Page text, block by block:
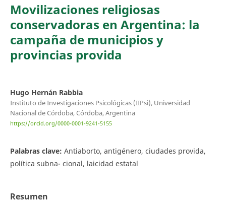
Movilizaciones religiosas
conservadoras en Argentina: la
campaña de municipios y
provincias provida
Hugo Hernán Rabbia
Instituto de Investigaciones Psicológicas (IIPsi), Universidad
Nacional de Córdoba, Córdoba, Argentina
https://orcid.org/0000-0001-9241-5155
Palabras clave: Antiaborto, antigénero, ciudades provida,
política subna- cional, laicidad estatal
Resumen